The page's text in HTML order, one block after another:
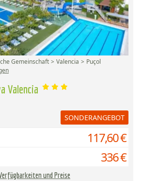
Valencia
Gemeinschaft Valencia
Puçol
SONDERANGEBOT
117,60 €
336 €
und Preise